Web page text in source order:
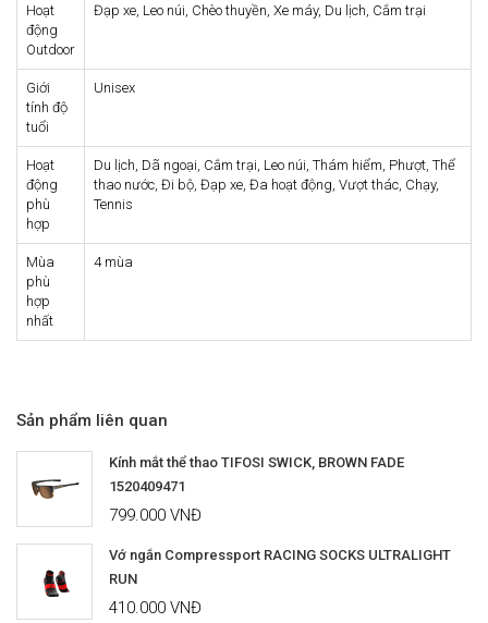
Hoạt
động
Outdoor
Đạp xe, Leo núi, Chèo thuyền, Xe máy, Du lịch, Cắm trại
Giới
tính độ
tuổi
Unisex
Hoạt
động
phù
hợp
Du lịch, Dã ngoại, Cắm trại, Leo núi, Thám hiểm, Phượt, Thể
thao nước, Đi bộ, Đạp xe, Đa hoạt động, Vượt thác, Chạy,
Tennis
Mùa
phù
hợp
nhất
4 mùa
Sản phẩm liên quan
Kính mắt thể thao TIFOSI SWICK, BROWN FADE
1520409471
799.000 VNĐ
Vớ ngắn Compressport RACING SOCKS ULTRALIGHT
RUN
410.000 VNĐ